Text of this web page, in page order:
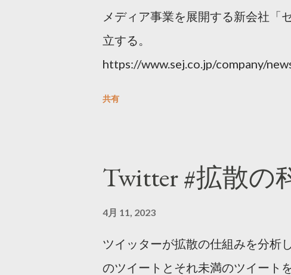
メディア事業を展開する新会社「
立する。
https://www.sej.co.jp/company/
共有
Twitter #拡散の
4月 11, 2023
ツイッターが拡散の仕組みを分析
のツイートとそれ未満のツイート